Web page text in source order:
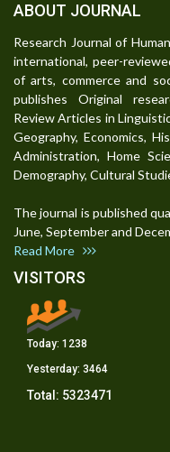
ABOUT JOURNAL
Research Journal of
international, peer-
of arts, commerce and
publishes Original
Review Articles in
Geography, Economics,
Administration, Home
Demography, Cultural
The journal is published
June, September and
Read More
VISITORS
Today: 1238
Yesterday: 3464
Total: 5323471